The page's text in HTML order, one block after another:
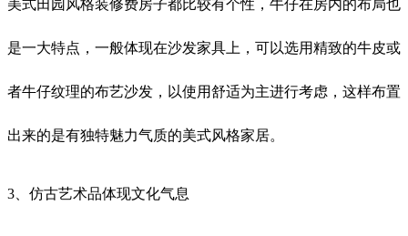
美式田园风格装修费房子都比较有个性，牛仔在房内的布局也
是一大特点，一般体现在沙发家具上，可以选用精致的牛皮或
者牛仔纹理的布艺沙发，以使用舒适为主进行考虑，这样布置
出来的是有独特魅力气质的美式风格家居。
3、仿古艺术品体现文化气息